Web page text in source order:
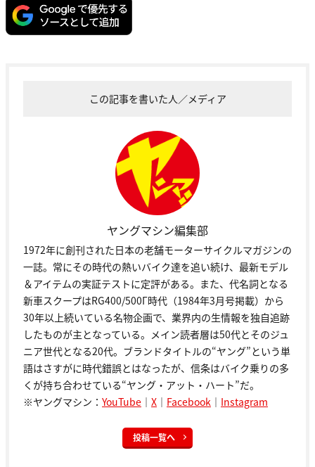
この記事を書いた人／メディア
ヤングマシン編集部
1972年に創刊された日本の老舗モーターサイクルマガジンの
一誌。常にその時代の熱いバイク達を追い続け、最新モデル
＆アイテムの実証テストに定評がある。また、代名詞となる
新車スクープはRG400/500Γ時代（1984年3月号掲載）から
30年以上続いている名物企画で、業界内の生情報を独自追跡
したものが主となっている。メイン読者層は50代とそのジュ
ニア世代となる20代。ブランドタイトルの“ヤング”という単
語はさすがに時代錯誤とはなったが、信条はバイク乗りの多
くが持ち合わせている“ヤング・アット・ハート”だ。
※ヤングマシン： YouTube ｜ X ｜ Facebook ｜ Instagram
投稿一覧へ